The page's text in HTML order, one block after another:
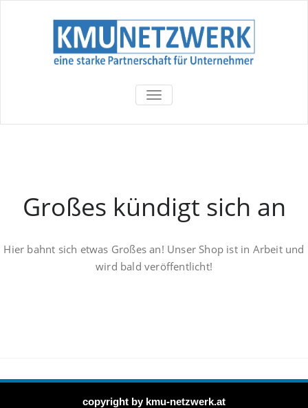
TOGGLE
Großes kündigt sich an
Hier bahnt sich etwas Großes an! Unser Shop ist in Arbeit und
wird bald veröffentlicht!
copyright by kmu-netzwerk.at